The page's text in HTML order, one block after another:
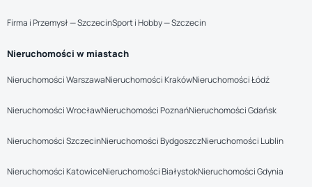
Firma i Przemysł — SzczecinSport i Hobby — Szczecin
Nieruchomości w miastach
Nieruchomości WarszawaNieruchomości KrakówNieruchomości Łódź
Nieruchomości WrocławNieruchomości PoznańNieruchomości Gdańsk
Nieruchomości SzczecinNieruchomości BydgoszczNieruchomości Lublin
Nieruchomości KatowiceNieruchomości BiałystokNieruchomości Gdynia